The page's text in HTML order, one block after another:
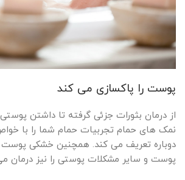
پوست را پاکسازی می کند
از درمان بثورات جزئی گرفته تا داشتن پوستی
نمک های حمام تجربیات حمام شما را با
دوباره تعریف می کند. همچنین خشکی پوست
پوست و سایر مشکلات پوستی را نیز درمان